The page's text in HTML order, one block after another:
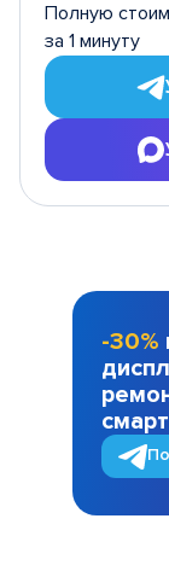
Полную
за 1 минуту
-30%